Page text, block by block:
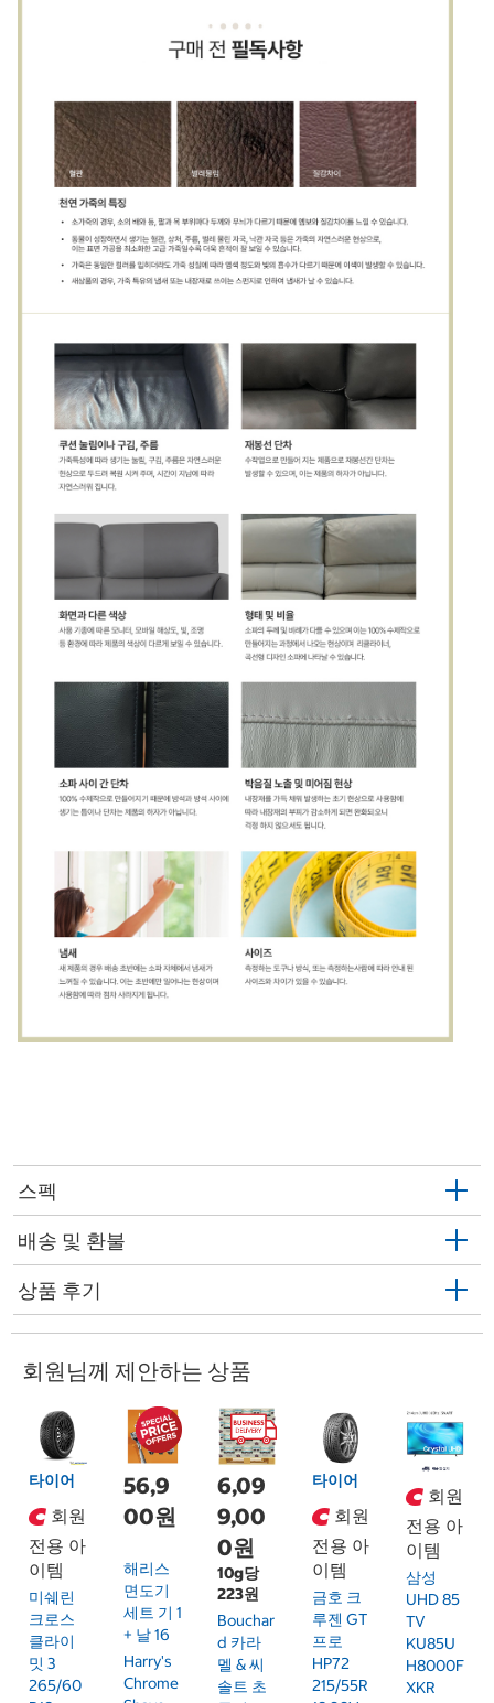
스펙
배송 및 환불
상품 후기
회원님께 제안하는 상품
타이어
회원
전용 아
이템
미쉐린
크로스
클라이
밋 3
265/60
56,9
00원
해리스
면도기
세트 기 1
+ 날 16
Harry's
Chrome
6,09
9,00
0원
10g당
223원
Bouchar
D 카라
멜 & 씨
솔트 초
타이어
회원
전용 아
이템
금호 크
루젠 GT
프로
HP72
215/55R
회원
전용 아
이템
삼성
UHD 85
TV
KU85U
H8000F
XKR